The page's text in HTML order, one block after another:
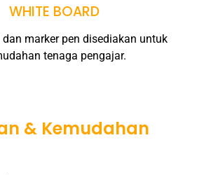
WHITE BOARD
marker pen disediakan untuk
tenaga pengajar.
& Kemudahan